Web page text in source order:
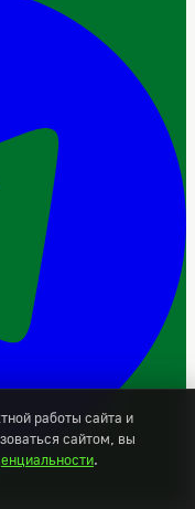
работы сайта и
сайтом, вы
.